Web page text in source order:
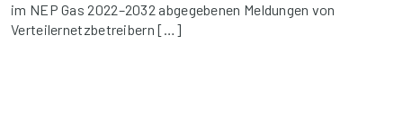
im NEP Gas 2022–2032 abgegebenen Meldungen von
Verteilernetzbetreibern […]